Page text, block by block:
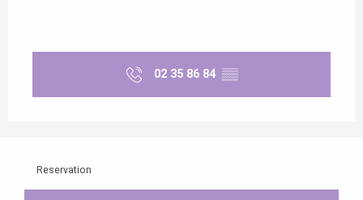
02 35 86 84 ▒▒
Reservation